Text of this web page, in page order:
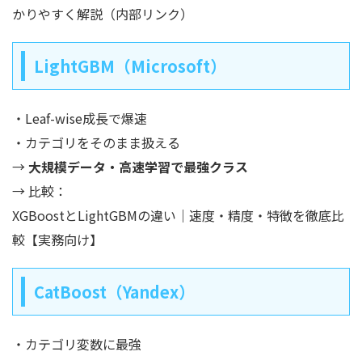
かりやすく解説（内部リンク）
LightGBM（Microsoft）
・Leaf-wise成長で爆速
・カテゴリをそのまま扱える
→ 大規模データ・高速学習で最強クラス
→ 比較：
XGBoostとLightGBMの違い｜速度・精度・特徴を徹底比
較【実務向け】
CatBoost（Yandex）
・カテゴリ変数に最強